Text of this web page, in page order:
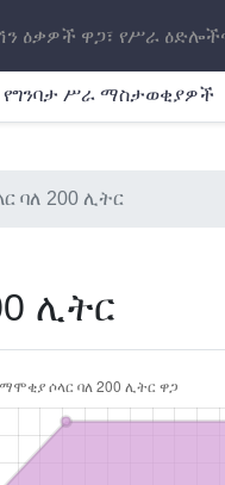
ዕቃዎች ዋጋ፣ የሥራ
የግንባታ ሥራ ማስታወቂያዎች
ባለ 200 ሊትር
ሊትር